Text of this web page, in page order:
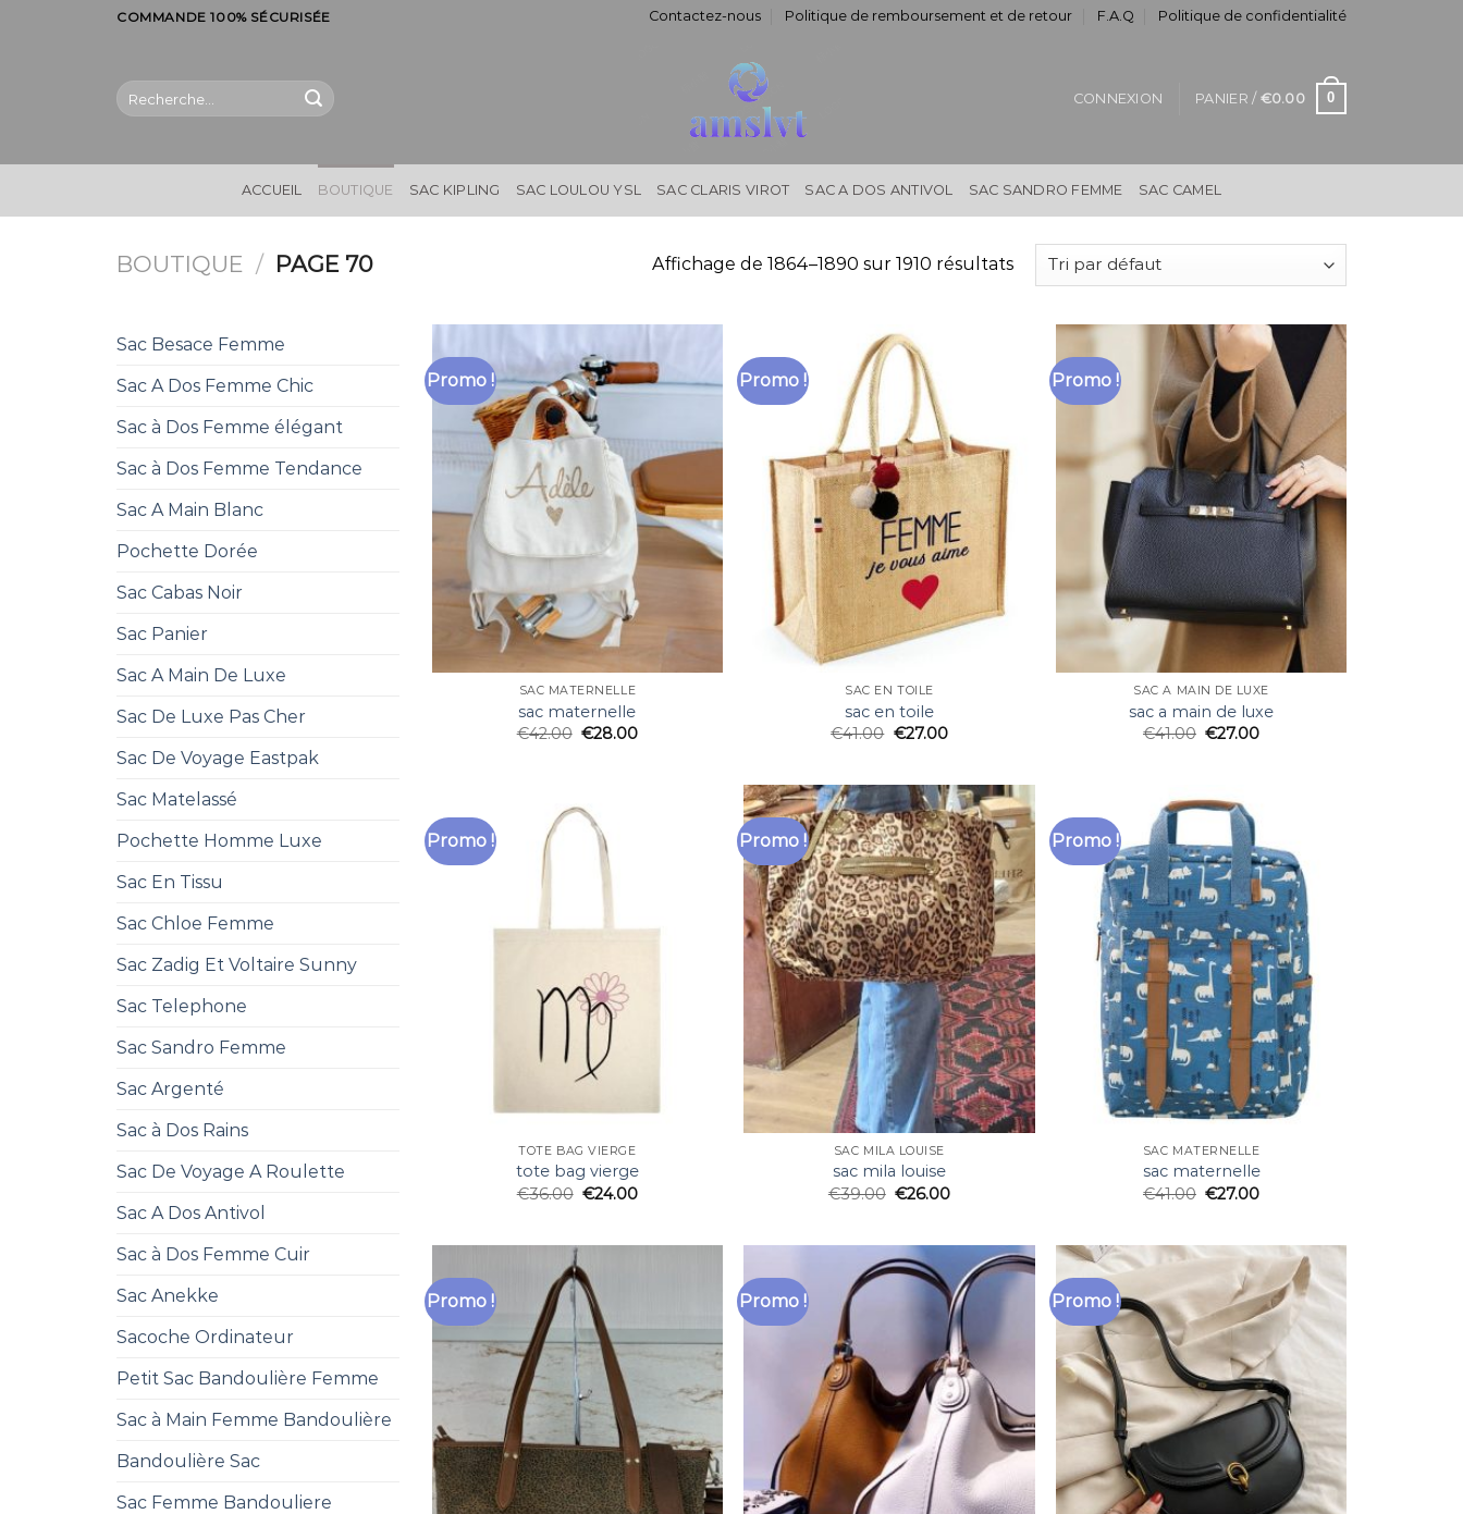
COMMANDE 100% SÉCURISÉE Contactez-nous Politique de remboursement et de retour F.A.Q Politique de confidentialité
Recherche
pour :
CONNEXION PANIER / €0.00 0
ACCUEIL BOUTIQUE SAC KIPLING SAC LOULOU YSL SAC CLARIS VIROT SAC A DOS ANTIVOL SAC SANDRO FEMME SAC CAMEL
BOUTIQUE / PAGE 70 Affichage de 1864–1890 sur 1910 résultats
Sac Besace Femme
Sac A Dos Femme Chic
Sac à Dos Femme élégant
Sac à Dos Femme Tendance
Sac A Main Blanc
Pochette Dorée
Sac Cabas Noir
Sac Panier
Sac A Main De Luxe
Sac De Luxe Pas Cher
Sac De Voyage Eastpak
Sac Matelassé
Pochette Homme Luxe
Sac En Tissu
Sac Chloe Femme
Sac Zadig Et Voltaire Sunny
Sac Telephone
Sac Sandro Femme
Sac Argenté
Sac à Dos Rains
Sac De Voyage A Roulette
Sac A Dos Antivol
Sac à Dos Femme Cuir
Sac Anekke
Sacoche Ordinateur
Petit Sac Bandoulière Femme
Sac à Main Femme Bandoulière
Bandoulière Sac
Sac Femme Bandouliere
Promo !
SAC MATERNELLE
sac maternelle
€42.00 €28.00
Promo !
SAC EN TOILE
sac en toile
€41.00 €27.00
Promo !
SAC A MAIN DE LUXE
sac a main de luxe
€41.00 €27.00
Promo !
TOTE BAG VIERGE
tote bag vierge
€36.00 €24.00
Promo !
SAC MILA LOUISE
sac mila louise
€39.00 €26.00
Promo !
SAC MATERNELLE
sac maternelle
€41.00 €27.00
Promo ! Promo ! Promo !